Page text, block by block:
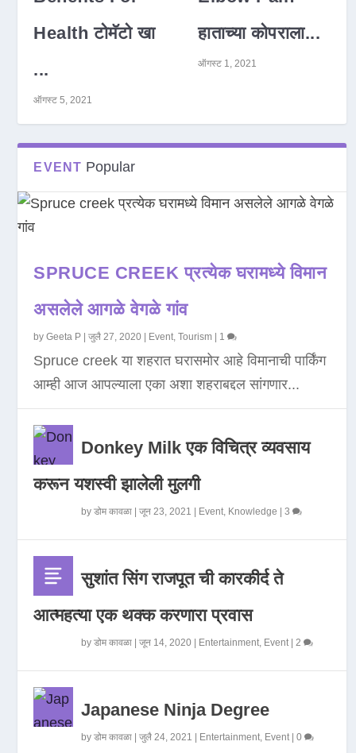
Health टोमॅटो खा
...
ऑगस्ट 5, 2021
हाताच्या कोपराला...
ऑगस्ट 1, 2021
EVENT Popular
SPRUCE CREEK प्रत्येक घरामध्ये विमान
असलेले आगळे वेगळे गांव
byGeeta P |जुलै 27, 2020 Event,Tourism 1
Spruce creek या शहरात घरासमोर आहे विमानाची पार्किंग
आम्ही आज आपल्याला एका अशा शहराबद्दल सांगणार...
Donkey Milk एक विचित्र व्यवसाय
करून यशस्वी झालेली मुलगी
byडोम कावळा |जून 23, 2021 Event, Knowledge |3
सुशांत सिंग राजपूत ची कारकीर्द ते
आत्महत्या एक थक्क करणारा प्रवास
byडोम कावळा |जून 14, 2020 Entertainment, Event|2
Japanese Ninja Degree
byडोम कावळा |जुलै 24, 2021 Entertainment, Event|0